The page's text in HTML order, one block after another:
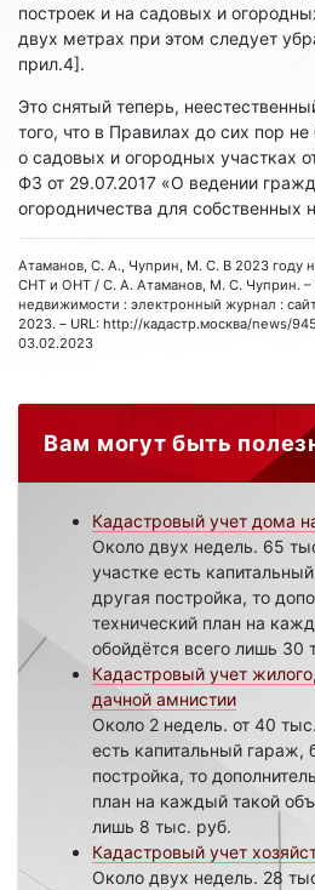
построек и на садовых и
двух метрах при этом следует
прил.4].
Это снятый теперь,
того, что в Правилах до сих пор
о садовых и огородных участках
ФЗ от 29.07.2017 «О ведении
огородничества для собственных
Атаманов, С. А., Чуприн, М. С. В 2023 году
СНТ и ОНТ / С. А. Атаманов, М. С. Чуприн. –
недвижимости : электронный журнал :
2023. – URL: http://кадастр.москва/news/
03.02.2023
Вам могут быть
Кадастровый учет дома
Около двух недель. 65
участке есть
другая постройка, то
технический план на
обойдётся всего лишь 30
Кадастровый учет
дачной амнистии
Около 2 недель. от 40
есть капитальный гараж,
постройка, то
план на каждый такой
лишь 8 тыс. руб.
Кадастровый учет
Около двух недель. 28